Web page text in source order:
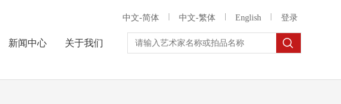
中文-简体 中文-繁体 English 登录
新闻中心 关于我们